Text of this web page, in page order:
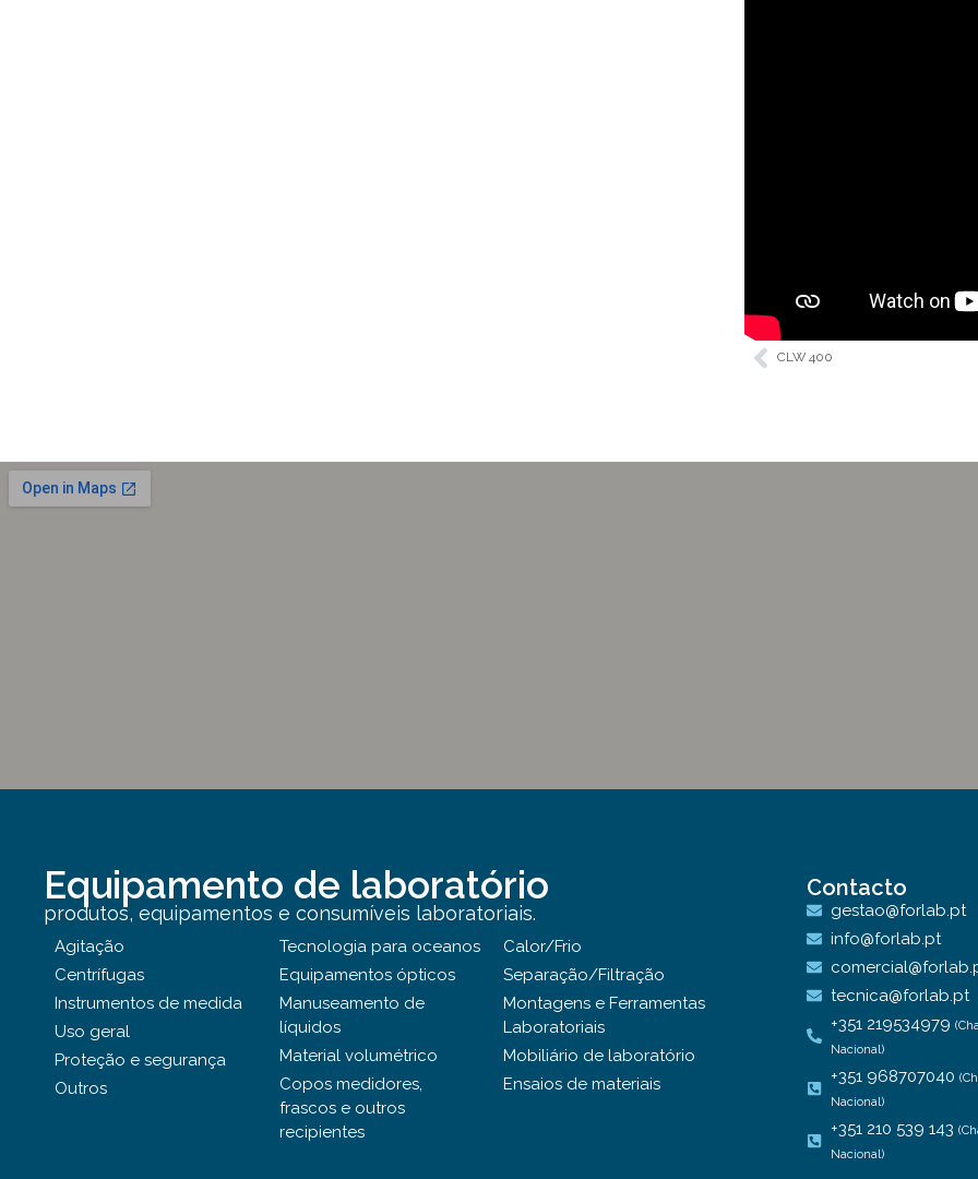
CLW 400
Equipamento de laboratório
produtos, equipamentos e consumíveis laboratoriais.
Agitação
Centrífugas
Instrumentos de medida
Uso geral
Proteção e segurança
Outros
Tecnologia para oceanos
Equipamentos ópticos
Manuseamento de
líquidos
Material volumétrico
Copos medidores,
frascos e outros
recipientes
Calor/Frio
Separação/Filtração
Montagens e Ferramentas
Laboratoriais
Mobiliário de laboratório
Ensaios de materiais
Contacto
gestao@forlab.pt
info@forlab.pt
tecnica@forlab.pt
+351 219534979
Nacional)
+351 968707040
Nacional)
+351 210 539 143
Nacional)